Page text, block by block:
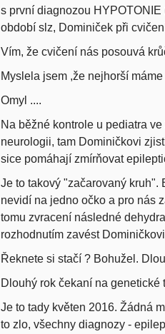
s první diagnozou
období slz, Dominiček při
Vím, že cvičení nás posouvá
Myslela jsem ,že nejhorší máme
Omyl ....
Na běžné kontrole u pediatra
neurologii, tam Dominičkovi
sice pomáhají zmírňovat
Je to takový "začarovaný
nevidí na jedno očko a pro nás
tomu zvracení následné
rozhodnutím zavést
Řeknete si stačí ? Bohužel.
Dlouhý rok čekaní na genetické
Je to tady květen 2016. Žádná
to zlo, všechny diagnozy -